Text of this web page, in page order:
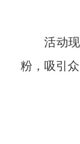
活动
粉，吸引